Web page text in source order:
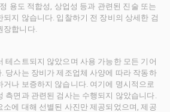
용도 적합성, 상업성 등과 관련된 진술 또는
되지 않습니다. 입찰하기 전 장비의 상세한 검
장합니다.
테스트되지 않았으며 사용 가능한 모든 기어
당사는 장비가 제조업체 사양에 따라 작동하
나 보증하지 않습니다. 여기에 명시적으로
측면과 관련된 검사는 수행되지 않았습니다.
소에 대해 선별된 사진만 제공되었으며, 제공